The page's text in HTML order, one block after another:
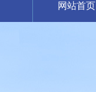
网站首页